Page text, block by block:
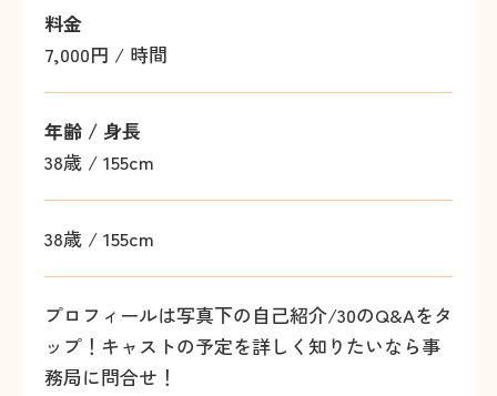
料金
7,000円 / 時間
年齢 / 身長
38歳 / 155cm
38歳 / 155cm
プロフィールは写真下の自己紹介/30のQ&Aをタ
ップ！キャストの予定を詳しく知りたいなら事
務局に問合せ！